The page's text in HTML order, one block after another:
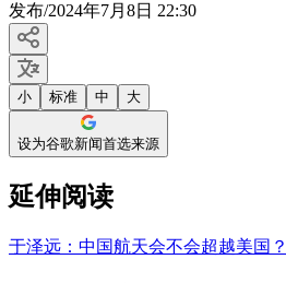
发布/2024年7月8日 22:30
小 标准 中 大
设为谷歌新闻首选来源
延伸阅读
于泽远：中国航天会不会超越美国？